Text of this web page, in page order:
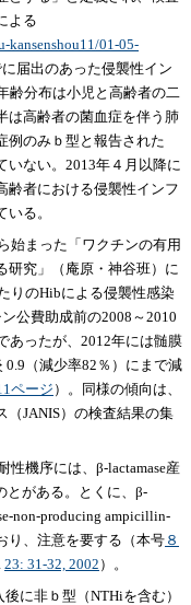
よる
kansenshou11/01-05-
届出のあった侵襲性イン
齢分布は小児と高齢者の二
は高齢者の菌血症を伴う肺
例のみｂ型と報告された
いない。2013年４月以降に
齢者における侵襲性インフ
る。
始まった「ワクチンの有用
研究」（庵原・神谷班）に
りのHibによる侵襲性感染
公費助成前の2008～2010
あったが、2012年には髄膜
0.9（減少率82％）にまで減
ページ ）。同様の傾向は、
（JANIS）の検査結果の集
性機序には、β-lactamase産
とがある。とくに、β-
non-producing ampicillin-
り、注意を要する（本号 ８
23: 31-32, 2002 ）。
に非ｂ型（NTHiを含む）